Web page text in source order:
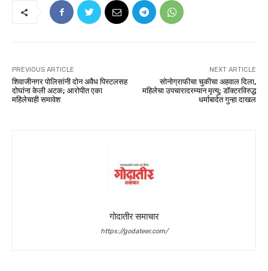
PREVIOUS ARTICLE
शिवाजीनगर पोलिसांनी दोन अवैध पिस्टलसह
दोघांना केली अटक; आरोपीत एका
महिलेचाही समावेश
NEXT ARTICLE
सोनोग्राफीचा चुकीचा अहवाल दिला,
महिलेचा उपचारादरम्यान मृत्यू; डॉक्टरविरुद्ध
धर्माबादेत गुन्हा दाखल
गोदातीर समाचार
https://godateer.com/